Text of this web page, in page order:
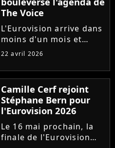
The Voice
L'Eurovision arrive dans
moins d'un mois et
Monroe est l'une des
lui donner toutes ses
chances, deux
émissions concurrents,
"The Voice" et "Les
Traîtres", ont...
22 avril 2026
Camille Cerf rejoint
Stéphane Bern pour
l'Eurovision 2026
Le 16 mai prochain, la
finale de l'Eurovision